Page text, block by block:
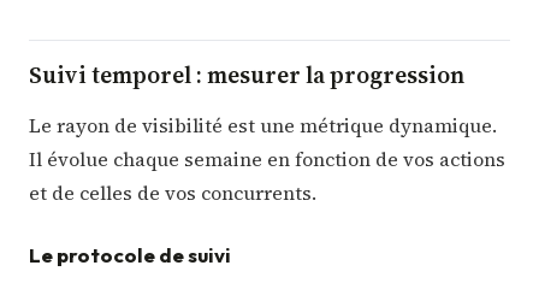
Suivi temporel : mesurer la progression
Le rayon de visibilité est une métrique dynamique.
Il évolue chaque semaine en fonction de vos actions
et de celles de vos concurrents.
Le protocole de suivi